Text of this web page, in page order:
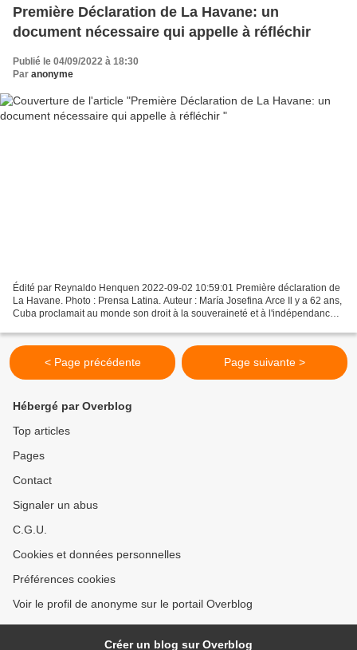
Première Déclaration de La Havane: un
document nécessaire qui appelle à réfléchir
Publié le 04/09/2022 à 18:30
Par anonyme
Édité par Reynaldo Henquen 2022-09-02 10:59:01 Première déclaration de
La Havane. Photo : Prensa Latina. Auteur : María Josefina Arce Il y a 62 ans,
Cuba proclamait au monde son droit à la souveraineté et à l'indépendance,
< Page précédente Page suivante >
Hébergé par Overblog
Top articles
Pages
Contact
Signaler un abus
C.G.U.
Cookies et données personnelles
Préférences cookies
Voir le profil de anonyme sur le portail Overblog
Créer un blog sur Overblog